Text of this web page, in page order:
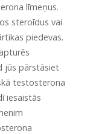
līmeņus.
steroīdus vai
piedevas.
jūs pārstāsiet
testosterona
iesaistās